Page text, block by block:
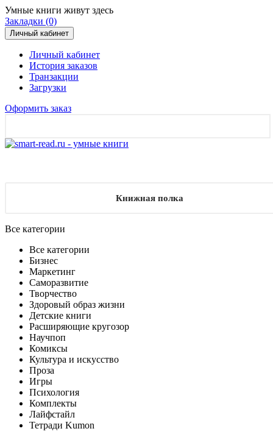
Умные книги живут здесь
Закладки (0)
Личный кабинет
Личный кабинет
История заказов
Транзакции
Загрузки
Оформить заказ
Книжная полка
Все категории
Все категории
Бизнес
Маркетинг
Саморазвитие
Творчество
Здоровый образ жизни
Детские книги
Расширяющие кругозор
Научпоп
Комиксы
Культура и искусство
Проза
Игры
Психология
Комплекты
Лайфстайл
Тетради Kumon